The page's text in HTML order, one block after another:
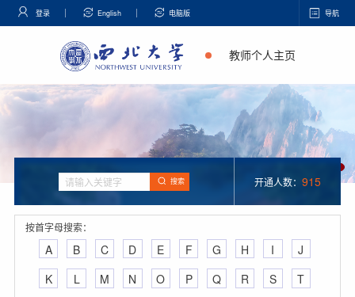
登录 English 电脑版 导航
教师个人主页
搜索 开通人数： 915
按首字母搜索：
A B C D E F G H I
J
K
L M N O P Q R S
T